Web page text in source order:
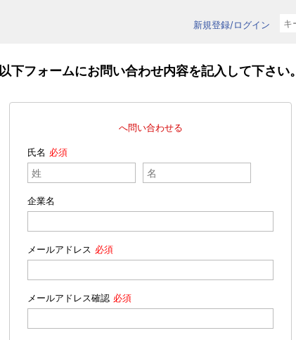
新規登録/ログイン
以下フォームにお問い合わせ内容を記入して下さい。
へ問い合わせる
氏名
企業名
メールアドレス
メールアドレス確認